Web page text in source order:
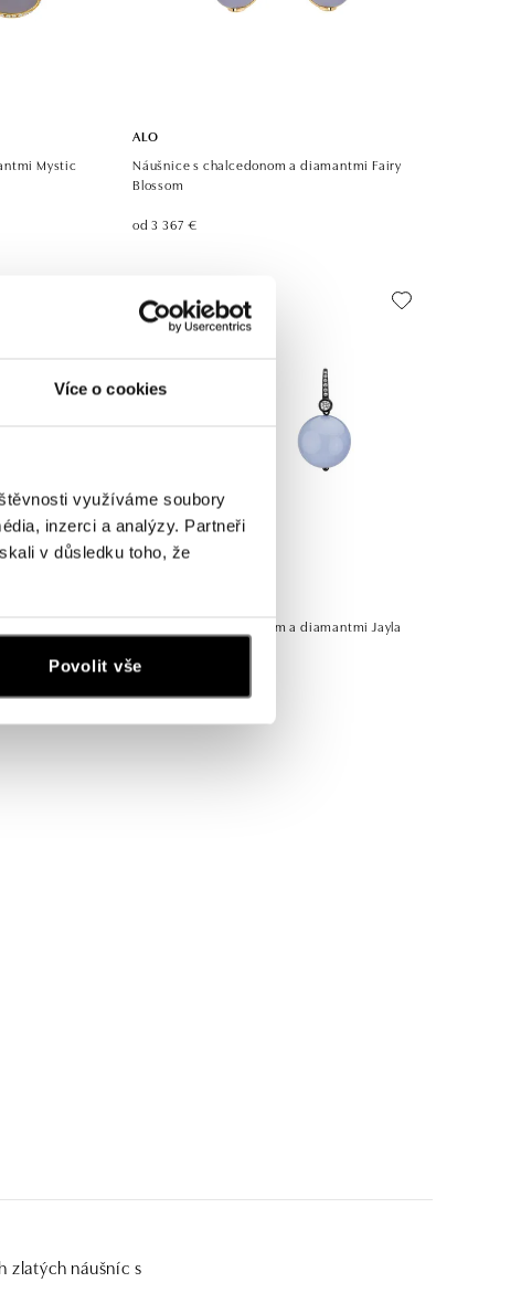
Více o cookies
využíváme soubory
inzerci a analýzy. Partneři
v důsledku toho, že
Povolit vše
Mystic
ALO
Náušnice s chalcedonom a diamantmi Fairy
Blossom
od 3 367 €
Náušnice s chalcedonom a diamantmi Jayla
od 2 387 €
zlatých náušníc s